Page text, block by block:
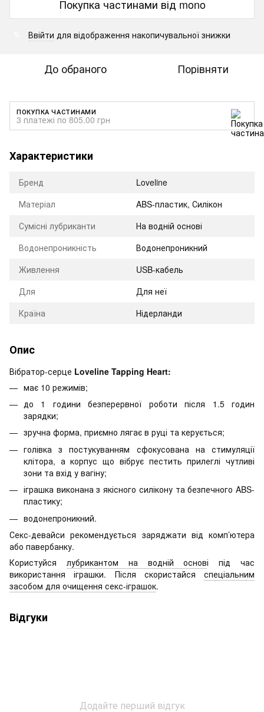
Покупка частинами від mono
Ввійти для відображення накопичувальної знижки
До обраного Порівняти
ПОКУПКА ЧАСТИНАМИ
3 платежі по 805.00 грн
Характеристики
Бренд
Loveline
Матеріал
ABS-пластик, Силікон
Сумісні лубриканти
На водній основі
Водонепроникність
Водонепроникний
Живлення
USB-кабель
Для
Для неї
Країна
Нідерланди
Опис
Вібратор-серце Loveline Tapping Heart:
має 10 режимів;
до 1 години безперервної роботи після 1.5 годин
зарядки;
зручна форма, приємно лягає в руці та керується;
голівка з постукуванням сфокусована на стимуляції
клітора, а корпус що вібрує пестить прилеглі чутливі
зони та вхід у вагіну;
іграшка виконана з якісного силікону та безпечного ABS-
пластику;
водонепроникний.
Секс-девайси рекомендується заряджати від комп’ютера
або павербанку.
Користуйся лубрикантом на водній основі під час
використання іграшки. Після скористайся спеціальним
засобом для очищення секс-іграшок.
Відгуки
Додайте перший відгук